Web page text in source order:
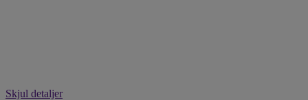
Skjul detaljer